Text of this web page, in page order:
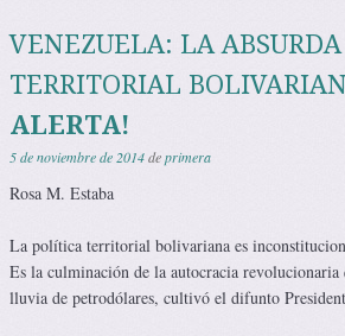
VENEZUELA: LA
TERRITORIAL
ALERTA!
5 de noviembre de 2014deprimera
Rosa M. Estaba
La política territorial bolivariana es
Es la culminación de la autocracia revolucionaria
lluvia de petrodólares, cultivó el difunto